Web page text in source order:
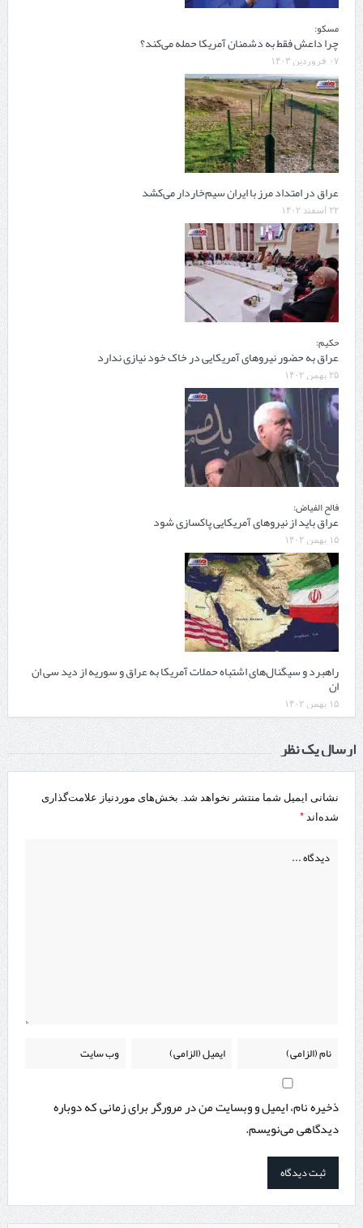
مسکو:
چرا داعش فقط به دشمنان آمریکا حمله می‌کند؟
۰۷ فروردین ۱۴۰۳
عراق در امتداد مرز با ایران سیم‌خاردار می‌کشد
۲۲ اسفند ۱۴۰۲
حکیم:
عراق به حضور نیروهای آمریکایی در خاک خود نیازی ندارد
۲۵ بهمن ۱۴۰۲
فالح الفیاض:
عراق باید از نیروهای آمریکایی پاکسازی شود
۱۵ بهمن ۱۴۰۲
راهبرد و سیگنال‌های اشتباه حملات آمریکا به عراق و سوریه از دید سی ان
ان
۱۵ بهمن ۱۴۰۲
ارسال یک نظر
نشانی ایمیل شما منتشر نخواهد شد. بخش‌های موردنیاز علامت‌گذاری
شده‌اند *
ذخیره نام، ایمیل و وبسایت من در مرورگر برای زمانی که دوباره
دیدگاهی می‌نویسم.